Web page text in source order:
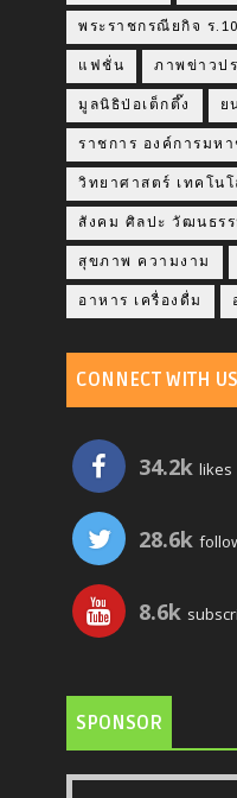
พระราชกรณียกิจ ร.10
แฟชั่น ภาพข่าวป
มูลนิธิป่อเต็กตึ๊ง ย
ราชการ องค์การมห
วิทยาศาสตร์ เทคโน
สังคม ศิลปะ วัฒนธรร
สุขภาพ ความงาม
อาหาร เครื่องดื่ม
CONNECT WITH US
34.2k likes
28.6k
8.6k
SPONSOR